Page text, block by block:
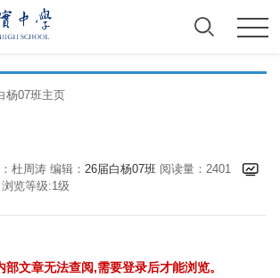
杨07班主页
杜周涛 编辑： 26届白杨07班 阅读量：2401
浏览等级:1级
文章无法查阅,需要登录后才能浏览。